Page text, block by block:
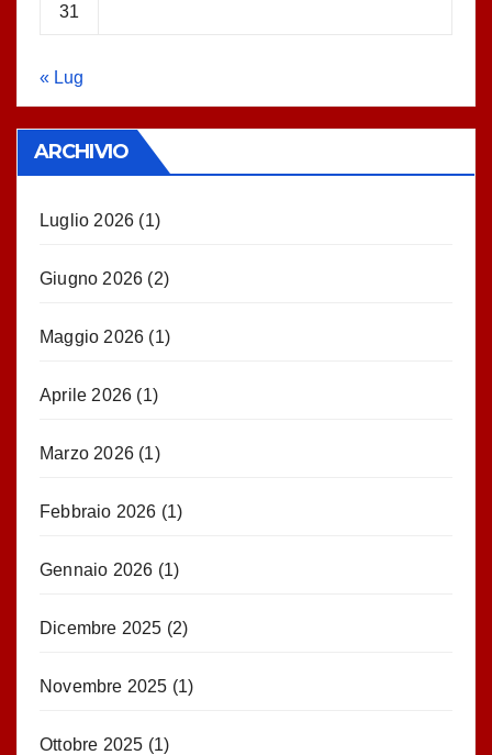
31
« Lug
ARCHIVIO
Luglio 2026 (1)
Giugno 2026 (2)
Maggio 2026 (1)
Aprile 2026 (1)
Marzo 2026 (1)
Febbraio 2026 (1)
Gennaio 2026 (1)
Dicembre 2025 (2)
Novembre 2025 (1)
Ottobre 2025 (1)